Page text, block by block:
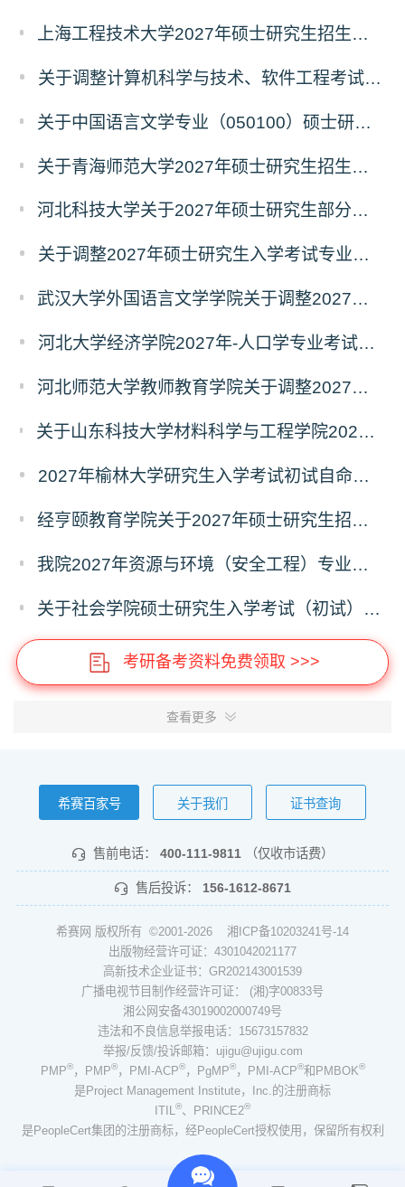
上海工程技术大学2027年硕士研究生招生部分初试科目或参考书目更改清单
关于调整计算机科学与技术、软件工程考试科目的公告
关于中国语言文学专业（050100）硕士研究生招生考试（初试）自命题科目变更的通知
关于青海师范大学2027年硕士研究生招生生物学、生态学专业考试科目调整的通知
河北科技大学关于2027年硕士研究生部分招生专业及初试自命题科目调整的公告
关于调整2027年硕士研究生入学考试专业初试科目的通知
武汉大学外国语言文学学院关于调整2027年硕士研究生统考初试自命题科目的公告
河北大学经济学院2027年-人口学专业考试科目调整公告
河北师范大学教师教育学院关于调整2027年全国硕士研究生招生考试初试科目的公告
关于山东科技大学材料科学与工程学院2027年硕士研究生招生考试自命题科目参考书目与考试模块调整说明
2027年榆林大学研究生入学考试初试自命题考试科目及大纲
经亨颐教育学院关于2027年硕士研究生招生考试科目和学科变化的通知
我院2027年资源与环境（安全工程）专业硕士研究生招生考试初试自命题科目调整通知
关于社会学院硕士研究生入学考试（初试）考试科目及参考书目变更的通知
考研备考资料免费领取 >>>
查看更多
希赛百家号 关于我们 证书查询
售前电话： 400-111-9811 （仅收市话费）
售后投诉： 156-1612-8671
希赛网 版权所有 ©2001-2026 湘ICP备10203241号-14
出版物经营许可证：4301042021177
高新技术企业证书：GR202143001539
广播电视节目制作经营许可证： (湘)字00833号
湘公网安备43019002000749号
违法和不良信息举报电话：15673157832
举报/反馈/投诉邮箱：ujigu@ujigu.com
PMP®，PMP®，PMI-ACP®，PgMP®，PMI-ACP®和PMBOK®
是Project Management Institute，Inc.的注册商标
ITIL
®、PRINCE2®
是PeopleCert集团的注册商标，经PeopleCert授权使用，保留所有权利